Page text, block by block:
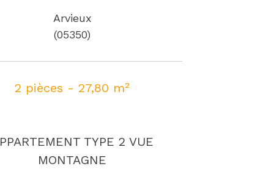
Arvieux
(05350)
2 pièces - 27,80 m²
TYPE 2 VUE
MONTAGNE